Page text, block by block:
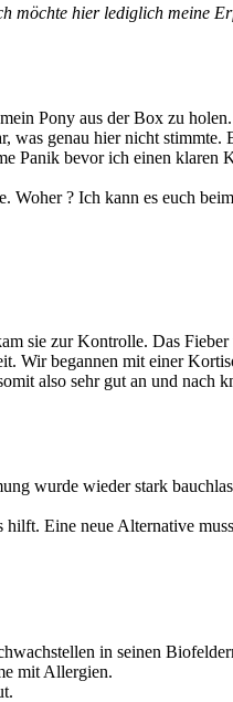
möchte hier lediglich meine
Pony aus der Box zu
genau hier nicht stimmte.
Panik bevor ich einen klaren
Woher ? Ich kann es euch
sie zur Kontrolle. Das
Wir begannen mit einer
also sehr gut an und nach
wurde wieder stark
Eine neue Alternative
in seinen
mit Allergien.